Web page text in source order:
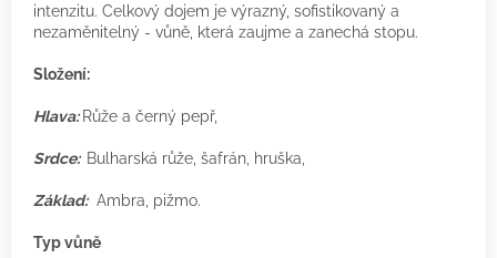
intenzitu. Celkový dojem je výrazný, sofistikovaný a
nezaměnitelný - vůně, která zaujme a zanechá stopu.
Složení:
Hlava: Růže a černý pepř,
Srdce: Bulharská růže, šafrán, hruška,
Základ:Ambra, pižmo.
Typ vůně